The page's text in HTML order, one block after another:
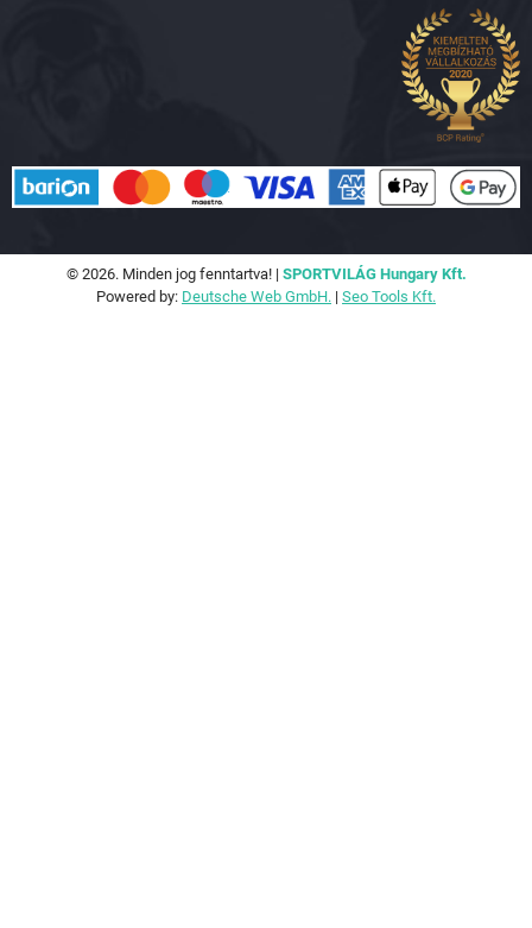
© 2026. Minden jog fenntartva! | SPORTVILÁG Hungary Kft.
Powered by: Deutsche Web GmbH. | Seo Tools Kft.